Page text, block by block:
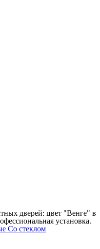
дверей: цвет "Венге" в
установка.
Со стеклом